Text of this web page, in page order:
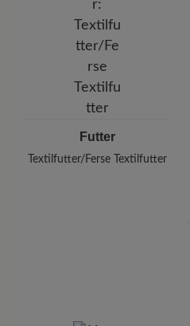
Futter
Textilfutter/Ferse Textilfutter